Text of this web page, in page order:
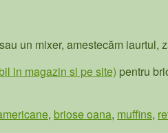
un mixer, amestecăm
in magazin si pe site) pentru
, briose oana, muffins,